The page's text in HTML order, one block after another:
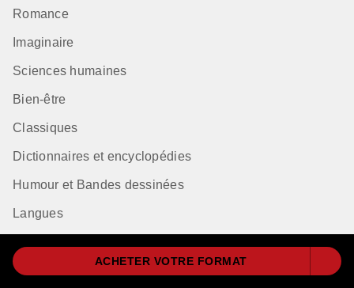
ACHETER VOTRE FORMAT
Romance
Imaginaire
Sciences humaines
Bien-être
Classiques
Dictionnaires et encyclopédies
Humour et Bandes dessinées
Langues
Qui sommes-nous ?